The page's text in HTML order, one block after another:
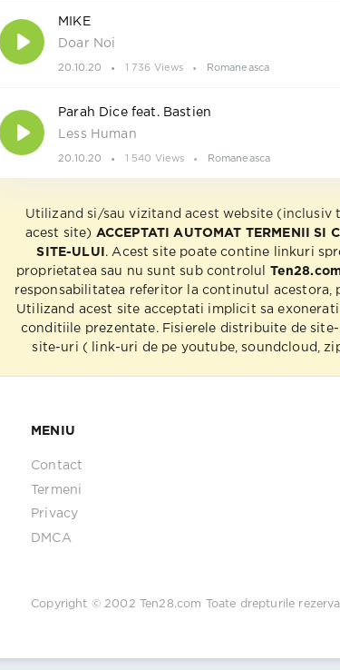
MIKE
Doar Noi
20.10.20 1 736 Views Romaneasca
Parah Dice feat. Bastien
Less Human
20.10.20 1 540 Views Romaneasca
Utilizand si/sau vizitand acest website
acest site) ACCEPTATI AUTOMAT TERMENII SI
SITE-ULUI . Acest site poate contine linkuri
proprietatea sau nu sunt sub controlul
responsabilitatea referitor la continutul acestora,
Utilizand acest site acceptati implicit sa exonerati
conditiile prezentate. Fisierele distribuite de site-
site-uri ( link-uri de pe youtube, soundcloud,
MENIU
Contact
Termeni
Privacy
DMCA
Copyright © 2002 Ten28.com Toate drepturile